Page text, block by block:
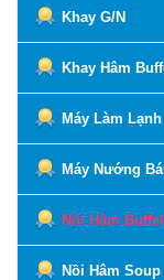
Khay G/N
Khay Hâm
Máy Làm
Máy Nướng
Nồi Hâm Buffet
Nồi Hâm Soup